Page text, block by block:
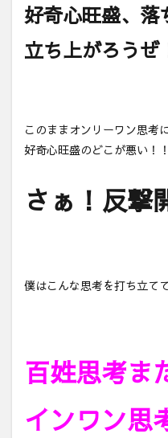
好奇心旺盛、落
立ち上がろうぜ
このままオンリーワン思考
好奇心旺盛のどこが悪い！！
さぁ！反撃
僕はこんな思考を打ち立てて
百姓思考ま
インワン思